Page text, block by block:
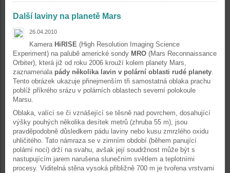
Další laviny na planetě Mars
26.04.2010
Kamera HiRISE (High Resolution Imaging Science
Experiment) na palubě americké sondy MRO (Mars Reconnaissance
Orbiter), která již od roku 2006 krouží kolem planety Mars,
zaznamenala pády několika lavin v polární oblasti rudé planety.
Tento obrázek ukazuje přinejmenším tři samostatná oblaka prachu
poblíž příkrého srázu v polárních oblastech severní polokoule
Marsu.
Oblaka, valící se či vznášející se těsně nad povrchem, dosahující
výšky pouhých několika desítek metrů (zhruba 55 m), jsou
pravděpodobně důsledkem pádu laviny nebo kusu zmrzlého oxidu
uhličitého. Tato námraza se v zimním období (během panující
polární noci) drží na svahu, avšak její soudržnost může být s
nastupujícím jarem narušena slunečním světlem a teplotními
procesy. Viditelná stěna vysoká přibližně 700 m je tvořena vrstvami